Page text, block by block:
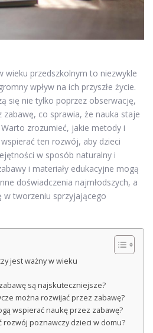
wieku przedszkolnym to niezwykle
wpływ na ich przyszłe życie.
się nie tylko poprzez obserwację,
zabawę, co sprawia, że nauka staje
zrozumieć, jakie metody i
ten rozwój, aby dzieci
w sposób naturalny i
i materiały edukacyjne mogą
doświadczenia najmłodszych, a
w tworzeniu sprzyjającego
jest ważny w wieku
są najskuteczniejsze?
można rozwijać przez zabawę?
wspierać naukę przez zabawę?
rozwój poznawczy dzieci w domu?